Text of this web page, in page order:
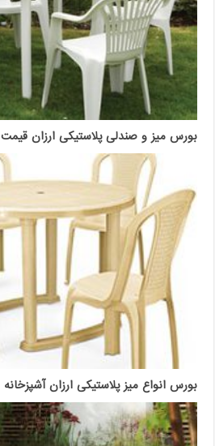
بورس میز و صندلی پلاستیکی ارزان قیمت
بورس انواع میز پلاستیکی ارزان آشپزخانه